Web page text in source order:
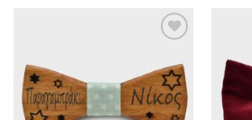
στην λίστα
επιθυμητών